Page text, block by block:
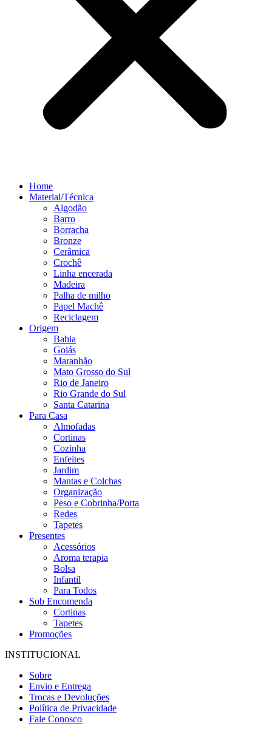
Home
Material/Técnica
Algodão
Barro
Borracha
Bronze
Cerâmica
Crochê
Linha encerada
Madeira
Palha de milho
Papel Machê
Reciclagem
Origem
Bahia
Goiás
Maranhão
Mato Grosso do Sul
Rio de Janeiro
Rio Grande do Sul
Santa Catarina
Para Casa
Almofadas
Cortinas
Cozinha
Enfeites
Jardim
Mantas e Colchas
Organização
Peso e Cobrinha/Porta
Redes
Tapetes
Presentes
Acessórios
Aroma terapia
Bolsa
Infantil
Para Todos
Sob Encomenda
Cortinas
Tapetes
Promoções
INSTITUCIONAL
Sobre
Envio e Entrega
Trocas e Devoluções
Política de Privacidade
Fale Conosco